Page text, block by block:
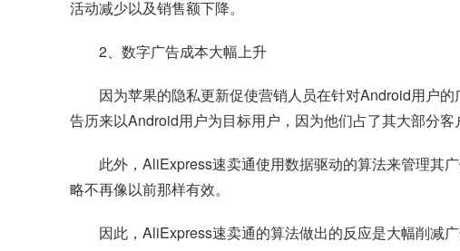
活动减少以及销售额下降。
2、数字广告成本大幅上升
因为苹果的隐私更新促使营销人员在针对Android用户
告历来以Android用户为目标用户，因为他们占了其大部分客
此外，AliExpress速卖通使用数据驱动的算法来管理其
略不再像以前那样有效。
因此，AliExpress速卖通的算法做出的反应是大幅削减